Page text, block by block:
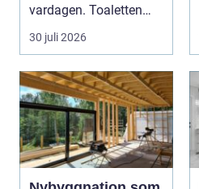
vardagen. Toaletten
spolas, vattnet rinner
30 juli 2026